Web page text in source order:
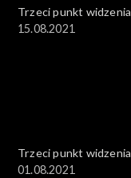
Trzeci punkt widzenia
15.08.2021
Trzeci punkt widzenia
01.08.2021